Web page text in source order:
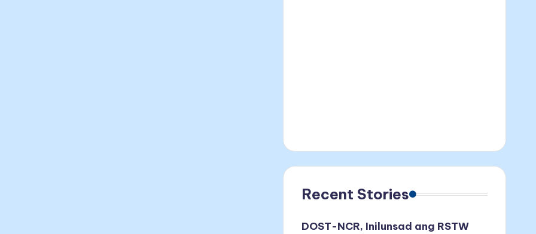
Recent Stories
DOST-NCR, Inilunsad ang RSTW